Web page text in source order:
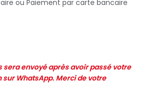
ou Paiement par carte bancaire
envoyé après avoir passé votre
WhatsApp. Merci de votre